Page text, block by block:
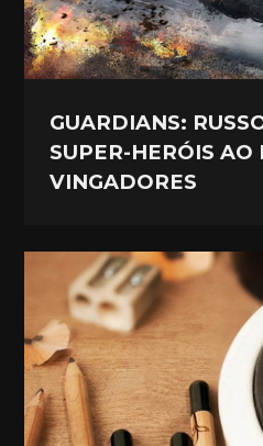
GUARDIANS:
SUPER-HERÓIS AO
VINGADORES